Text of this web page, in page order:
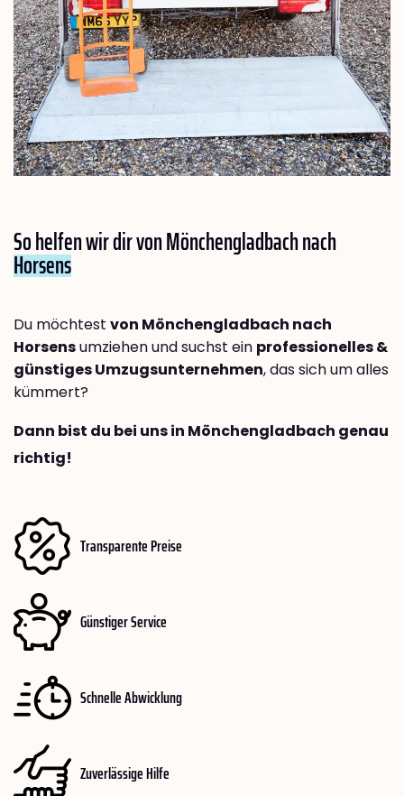
So helfen wir dir von Mönchengladbach nach
Horsens
Du möchtest von Mönchengladbach nach
Horsensumziehen und suchst ein professionelles &
günstiges Umzugsunternehmen, das sich um alles
kümmert?
Dann bist du bei uns in Mönchengladbach genau
richtig!
Transparente Preise
Günstiger Service
Schnelle Abwicklung
Zuverlässige Hilfe